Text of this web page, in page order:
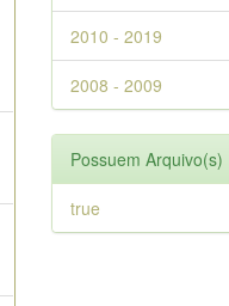
2010 - 2019
2008 - 2009
Possuem Arquivo(s)
true